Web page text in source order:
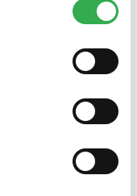
všetky tieto